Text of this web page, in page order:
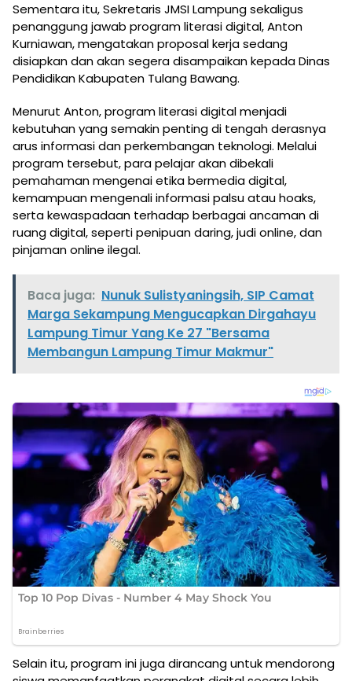
Sementara itu, Sekretaris JMSI Lampung sekaligus
penanggung jawab program literasi digital, Anton
Kurniawan, mengatakan proposal kerja sedang
disiapkan dan akan segera disampaikan kepada Dinas
Pendidikan Kabupaten Tulang Bawang.
Menurut Anton, program literasi digital menjadi
kebutuhan yang semakin penting di tengah derasnya
arus informasi dan perkembangan teknologi. Melalui
program tersebut, para pelajar akan dibekali
pemahaman mengenai etika bermedia digital,
kemampuan mengenali informasi palsu atau hoaks,
serta kewaspadaan terhadap berbagai ancaman di
ruang digital, seperti penipuan daring, judi online, dan
pinjaman online ilegal.
Baca juga: Nunuk Sulistyaningsih, SIP Camat
Marga Sekampung Mengucapkan Dirgahayu
Lampung Timur Yang Ke 27 "Bersama
Membangun Lampung Timur Makmur"
Selain itu, program ini juga dirancang untuk mendorong